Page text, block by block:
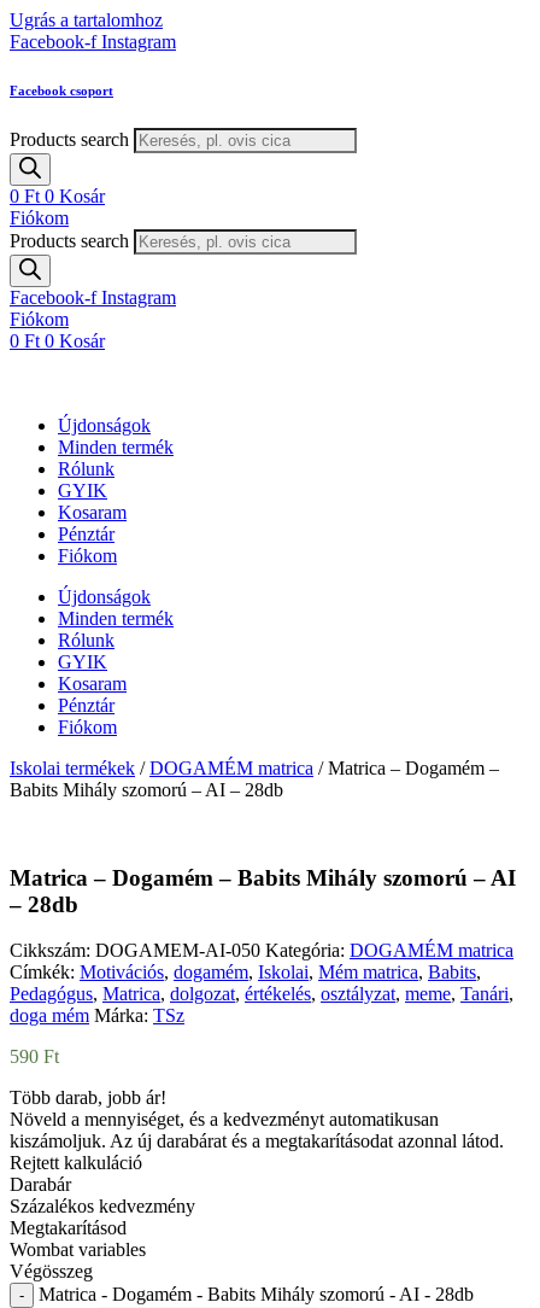
Ugrás a tartalomhoz
Facebook-f Instagram
Facebook csoport
Products search
0 Ft 0 Kosár
Fiókom
Products search
Facebook-f Instagram
Fiókom
0 Ft 0 Kosár
Újdonságok
Minden termék
Rólunk
GYIK
Kosaram
Pénztár
Fiókom
Újdonságok
Minden termék
Rólunk
GYIK
Kosaram
Pénztár
Fiókom
Iskolai termékek /DOGAMÉM matrica / Matrica – Dogamém –
Babits Mihály szomorú – AI – 28db
Matrica – Dogamém – Babits Mihály szomorú – AI
– 28db
Cikkszám: DOGAMEM-AI-050 Kategória: DOGAMÉM matrica
Címkék: Motivációs, dogamém, Iskolai, Mém matrica, Babits,
Pedagógus, Matrica, dolgozat, értékelés, osztályzat, meme, Tanári,
doga mém Márka: TSz
590 Ft
Több darab, jobb ár!
Növeld a mennyiséget, és a kedvezményt automatikusan
kiszámoljuk. Az új darabárat és a megtakarításodat azonnal látod.
Rejtett kalkuláció
Darabár
Százalékos kedvezmény
Megtakarításod
Wombat variables
Végösszeg
-
Matrica - Dogamém - Babits Mihály szomorú - AI - 28db